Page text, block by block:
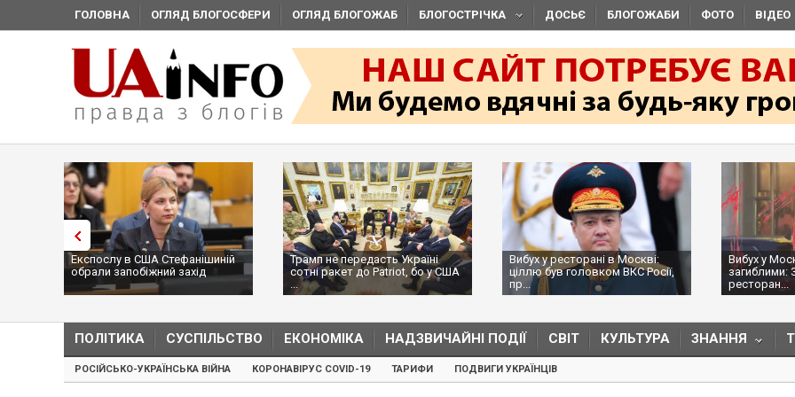
ГОЛОВНА ОГЛЯД БЛОГОСФЕРИ ОГЛЯД БЛОГОЖАБ БЛОГОСТРІЧКА ДОСЬЄ БЛОГОЖАБИ ФОТО ВІДЕО
Експослу в США Стефанішиній
обрали запобіжний захід
Трамп не передасть Україні
сотні ракет до Patriot, бо у США
...
Вибух у ресторані в Москві:
ціллю був головком ВКС Росії,
пр...
Вибух у
загиблими:
ресторан...
ПОЛІТИКА СУСПІЛЬСТВО ЕКОНОМІКА НАДЗВИЧАЙНІ ПОДІЇ СВІТ КУЛЬТУРА ЗНАННЯ
РОСІЙСЬКО-УКРАЇНСЬКА ВІЙНА КОРОНАВІРУС COVID-19 ТАРИФИ ПОДВИГИ УКРАЇНЦІВ